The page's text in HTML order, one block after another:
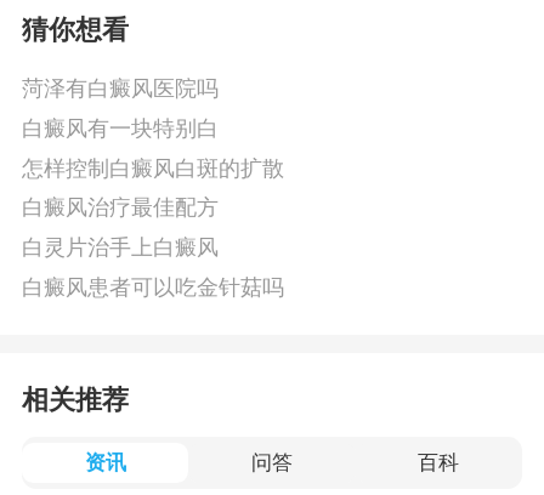
猜你想看
菏泽有白癜风医院吗
白癜风有一块特别白
怎样控制白癜风白斑的扩散
白癜风治疗最佳配方
白灵片治手上白癜风
白癜风患者可以吃金针菇吗
相关推荐
资讯 问答 百科